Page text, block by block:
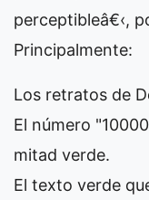
perceptibleâ€‹,
Principalmente:
Los retratos de
El número
mitad verde.
El texto verde